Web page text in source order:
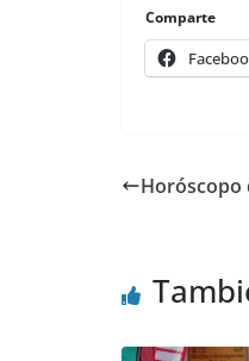
Comparte
Horóscopo